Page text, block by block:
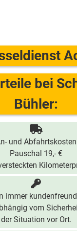
bei
Bühler:
und Abfahrtskosten
Pauschal 19,- €
immer
vom
der Situation vor Ort.